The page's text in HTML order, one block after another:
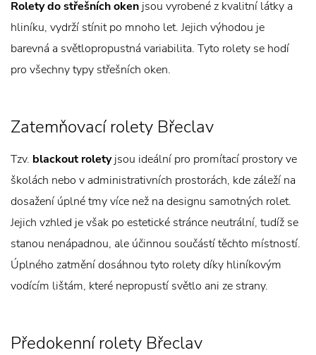
Rolety do střešních oken jsou vyrobené z kvalitní látky a
hliníku, vydrží stínit po mnoho let. Jejich výhodou je
barevná a světlopropustná variabilita. Tyto rolety se hodí
pro všechny typy střešních oken.
Zatemňovací rolety Břeclav
Tzv. blackout roletyjsou ideální pro promítací prostory ve
školách nebo v administrativních prostorách, kde záleží na
dosažení úplné tmy více než na designu samotných rolet.
Jejich vzhled je však po estetické stránce neutrální, tudíž se
stanou nenápadnou, ale účinnou součástí těchto místností.
Úplného zatmění dosáhnou tyto rolety díky hliníkovým
vodícím lištám, které nepropustí světlo ani ze strany.
Předokenní rolety Břeclav